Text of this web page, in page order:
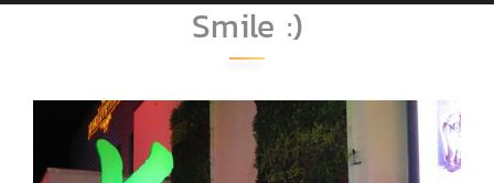
Smile :)